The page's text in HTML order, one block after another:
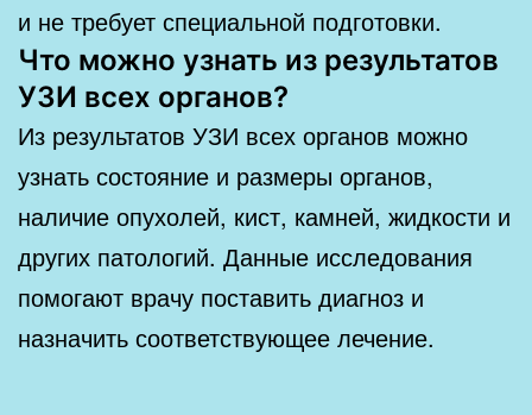
и не требует специальной подготовки.
Что можно узнать из результатов
УЗИ всех органов?
Из результатов УЗИ всех органов можно
узнать состояние и размеры органов,
наличие опухолей, кист, камней, жидкости и
других патологий. Данные исследования
помогают врачу поставить диагноз и
назначить соответствующее лечение.